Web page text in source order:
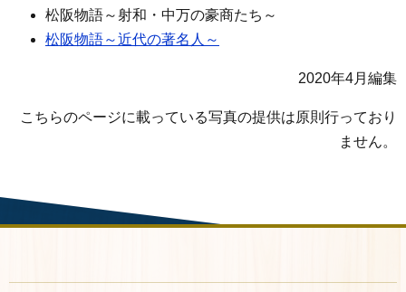
松阪物語～射和・中万の豪商たち～
松阪物語～近代の著名人～
2020年4月編集
こちらのページに載っている写真の提供は原則行っており
ません。